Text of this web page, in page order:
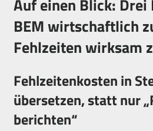
Auf einen Blick: Drei
BEM wirtschaftlich
Fehlzeiten wirksam
Fehlzeitenkosten in
übersetzen, statt nur
berichten“